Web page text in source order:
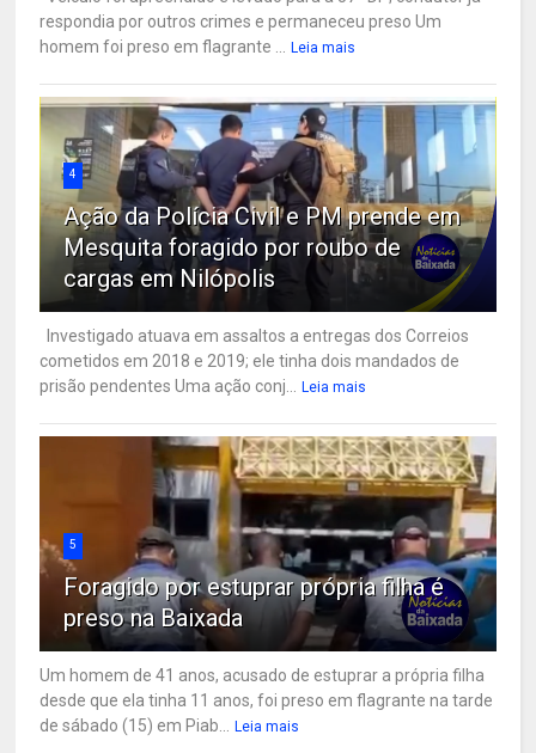
respondia por outros crimes e permaneceu preso Um
homem foi preso em flagrante ... Leia mais
4
Ação da Polícia Civil e PM prende em
Mesquita foragido por roubo de
cargas em Nilópolis
Investigado atuava em assaltos a entregas dos Correios
cometidos em 2018 e 2019; ele tinha dois mandados de
prisão pendentes Uma ação conj... Leia mais
5
Foragido por estuprar própria filha é
preso na Baixada
Um homem de 41 anos, acusado de estuprar a própria filha
desde que ela tinha 11 anos, foi preso em flagrante na tarde
de sábado (15) em Piab... Leia mais